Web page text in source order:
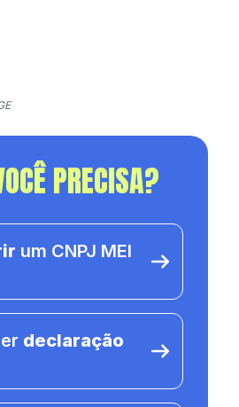
PRECISA?
um CNPJ MEI
declaração